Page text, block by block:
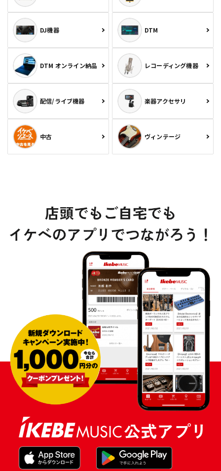
DJ機器 DTM
DTM オンライン納品 レコーディング機器
配信/ライブ機器 楽器アクセサリ
中古 ヴィンテージ